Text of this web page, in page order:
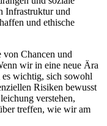
Infrastruktur und
und ethische
von Chancen und
wir in eine neue Ära
es wichtig, sich sowohl
Risiken bewusst
verstehen,
treffen, wie wir am